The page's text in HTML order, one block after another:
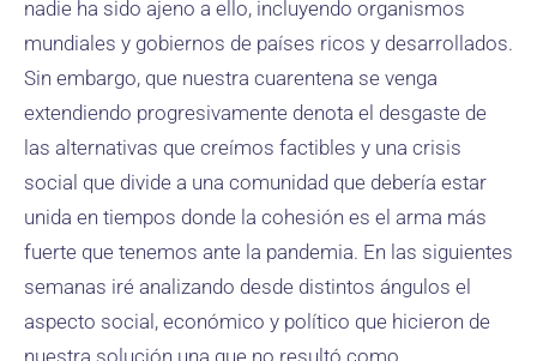
nadie ha sido ajeno a ello, incluyendo organismos
mundiales y gobiernos de países ricos y desarrollados.
Sin embargo, que nuestra cuarentena se venga
extendiendo progresivamente denota el desgaste de
las alternativas que creímos factibles y una crisis
social que divide a una comunidad que debería estar
unida en tiempos donde la cohesión es el arma más
fuerte que tenemos ante la pandemia. En las siguientes
semanas iré analizando desde distintos ángulos el
aspecto social, económico y político que hicieron de